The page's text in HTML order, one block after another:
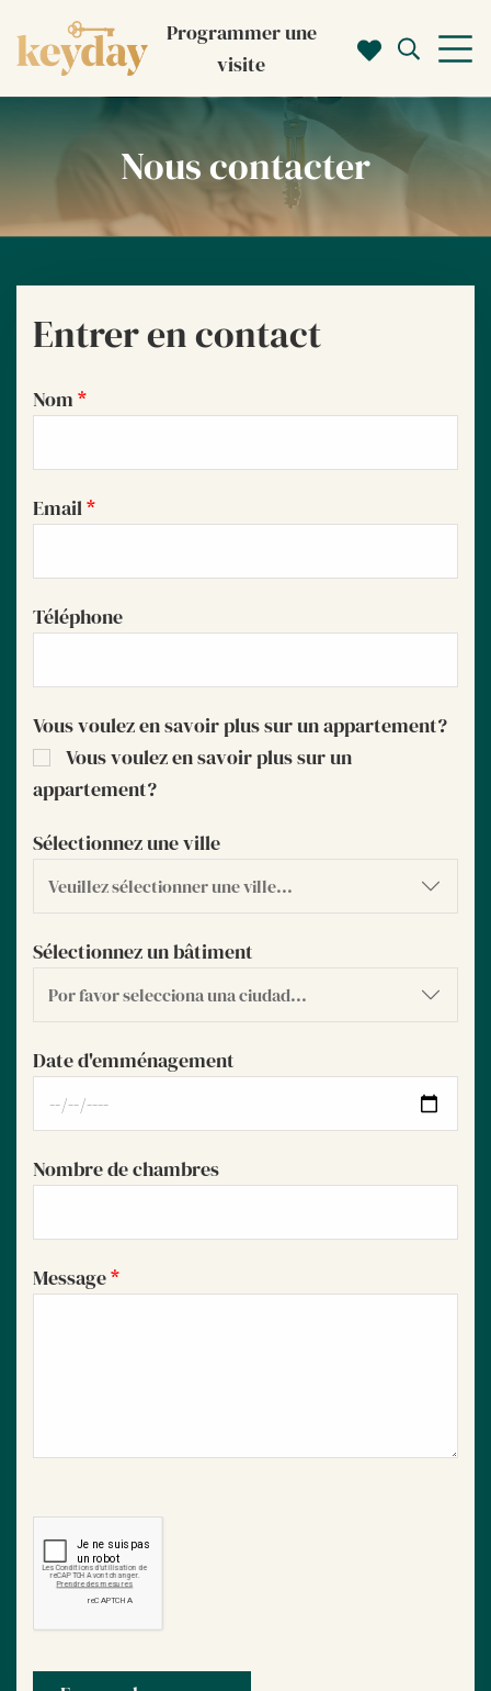
Programmer une
visite
Nous contacter
Entrer en contact
Contact
Nom *
Email*
Téléphone
Vous voulez en savoir plus sur un appartement?
Vous voulez en savoir plus sur un
appartement?
Sélectionnez une ville
Sélectionnez un bâtiment
Date d'emménagement
Nombre de chambres
Message*